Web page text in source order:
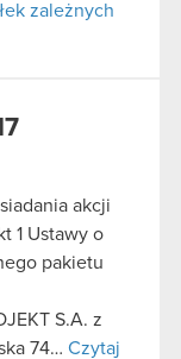
zależnych
akcji
1 Ustawy o
pakietu
S.A. z
74… Czytaj